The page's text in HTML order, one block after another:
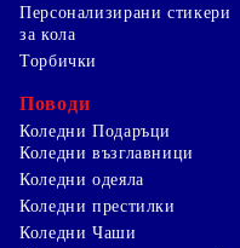
Персонализирани стикери
за кола
Торбички
Поводи
Коледни Подаръци
Коледни възглавници
Коледни одеяла
Коледни престилки
Коледни Чаши